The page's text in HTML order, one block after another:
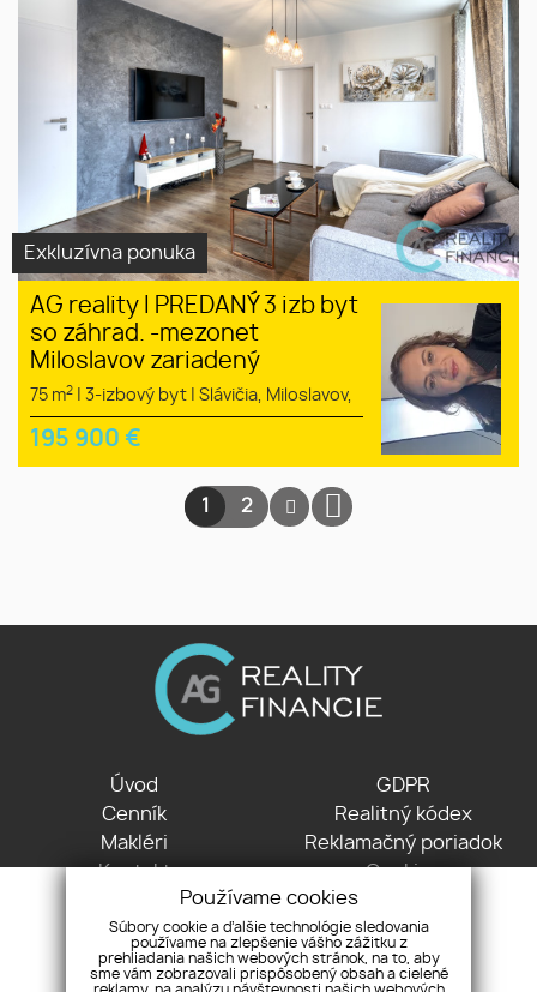
Exkluzívna ponuka
AG reality I PREDANÝ 3 izb byt
so záhrad. -mezonet
Miloslavov zariadený
75 m2 3-izbový byt Slávičia, Miloslavov,
195 900 €
1 2
Úvod
Cenník
Makléri
Kontakt
GDPR
Realitný kódex
Reklamačný poriadok
Cookies
Nové Košariská 2478 , 900 42 Dunajská Lužná
+421 903 772 763
Používame cookies
Súbory cookie a ďalšie technológie sledovania
používame na zlepšenie vášho zážitku z
prehliadania našich webových stránok, na to, aby
sme vám zobrazovali prispôsobený obsah a cielené